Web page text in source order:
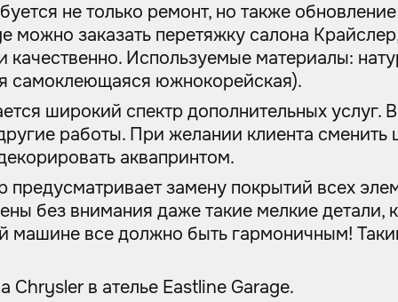
не только ремонт, но также
можно заказать перетяжку салона
Используемые материалы:
самоклеющаяся южнокорейская).
широкий спектр дополнительных
работы. При желании клиента сменить
аквапринтом.
замену покрытий всех
без внимания даже такие мелкие детали,
все должно быть гармоничным!
Chrysler в ателье Eastline Garage.